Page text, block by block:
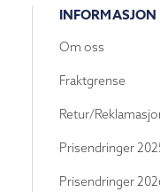
INFORMASJON
Om oss
Fraktgrense
Retur/
Prisendringer
Prisendringer